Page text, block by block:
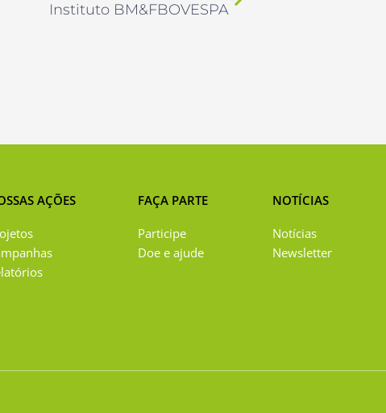
Instituto BM&FBOVESPA
AÇÕES FAÇA PARTE
Participe
Doe e ajude
NOTÍCIAS
Notícias
Newsletter